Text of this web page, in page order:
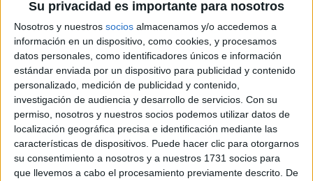
Su privacidad es importante para nosotros
Nosotros y nuestros socios almacenamos y/o accedemos a
información en un dispositivo, como cookies, y procesamos
datos personales, como identificadores únicos e información
estándar enviada por un dispositivo para publicidad y contenido
personalizado, medición de publicidad y contenido,
investigación de audiencia y desarrollo de servicios. Con su
permiso, nosotros y nuestros socios podemos utilizar datos de
localización geográfica precisa e identificación mediante las
características de dispositivos. Puede hacer clic para otorgarnos
su consentimiento a nosotros y a nuestros 1731 socios para
que llevemos a cabo el procesamiento previamente descrito. De
Sobre ti
Soy:*
Chico
Chica
¿En qué año terminas (o terminaste) bachillerato o FP?